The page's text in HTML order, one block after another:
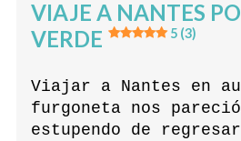
VIAJE A NANTES
VERDE
5 (3)
Viajar a Nantes en
furgoneta nos pareció
estupendo de